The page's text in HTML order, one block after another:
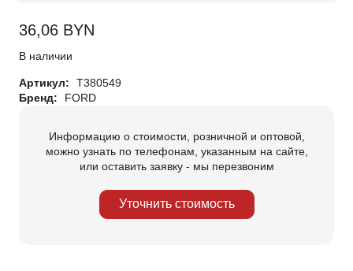
36,06 BYN
В наличии
Артикул:
T380549
Бренд:
FORD
Информацию о стоимости, розничной и оптовой,
можно узнать по телефонам, указанным на сайте,
или оставить заявку - мы перезвоним
Уточнить стоимость